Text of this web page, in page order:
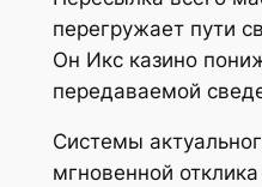
перегружает пути
Он Икс казино
передаваемой
Системы
мгновенной